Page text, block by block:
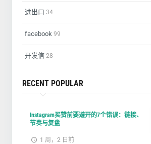
进出口 34
facebook 99
开发信 28
RECENT POPULAR
Instagram买赞前要避开的7个错误：链接、
节奏与复盘
1 周，2 日前